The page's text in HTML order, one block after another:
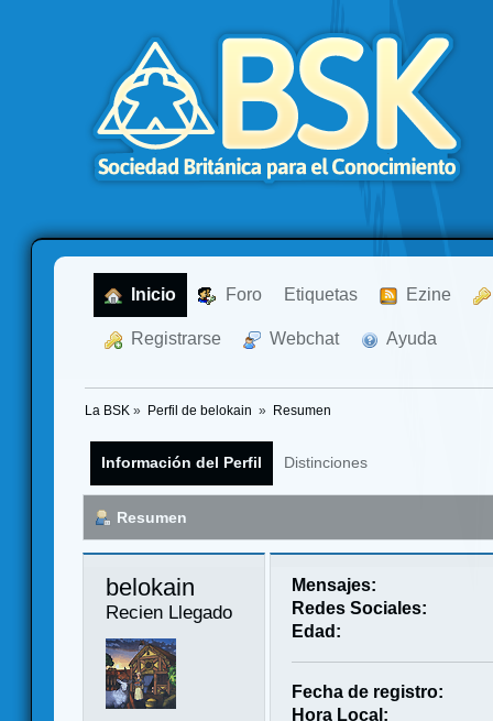
Inicio Foro Etiquetas Ezine
Registrarse Webchat Ayuda
La BSK » Perfil de belokain » Resumen
Información del Perfil Distinciones
Resumen
belokain
Recien Llegado
Mensajes:
Redes Sociales:
Edad:
Fecha de registro:
Hora Local: